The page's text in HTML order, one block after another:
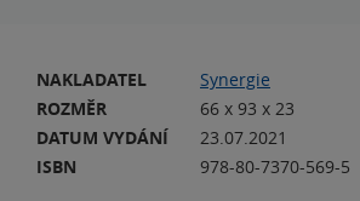
NAKLADATEL
Synergie
ROZMĚR
66 x 93 x 23
DATUM VYDÁNÍ
23.07.2021
ISBN
978-80-7370-569-5